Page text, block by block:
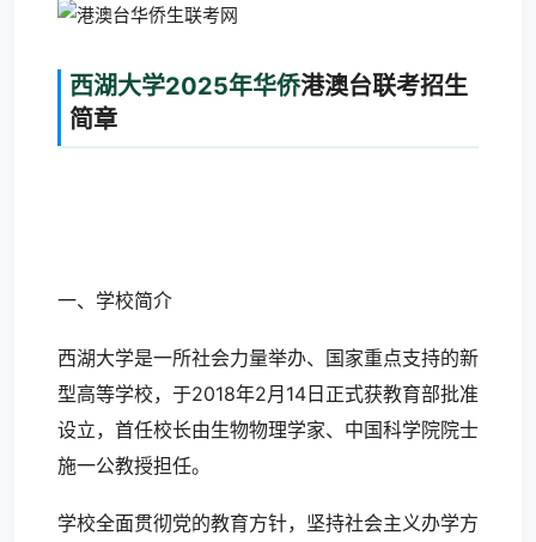
西湖大学2025年华侨港澳台联考招生
简章
一、学校简介
西湖大学是一所社会力量举办、国家重点支持的新
型高等学校，于2018年2月14日正式获教育部批准
设立，首任校长由生物物理学家、中国科学院院士
施一公教授担任。
学校全面贯彻党的教育方针，坚持社会主义办学方